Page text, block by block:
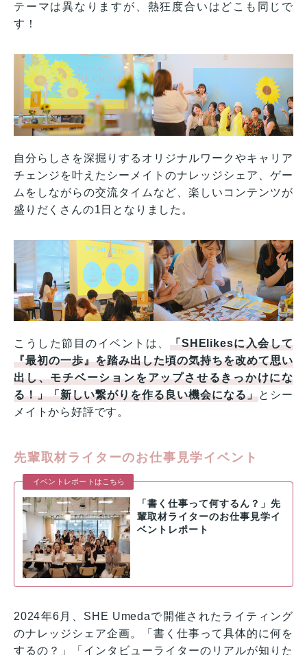
テーマは異なりますが、熱狂度合いはどこも同じで
す！
自分らしさを深掘りするオリジナルワークやキャリア
チェンジを叶えたシーメイトのナレッジシェア、ゲー
ムをしながらの交流タイムなど、楽しいコンテンツが
盛りだくさんの1日となりました。
こうした節目のイベントは、 「SHElikesに入会して
『最初の一歩』を踏み出した頃の気持ちを改めて思い
出し、モチベーションをアップさせるきっかけにな
る！」「新しい繋がりを作る良い機会になる」とシー
メイトから好評です。
先輩取材ライターのお仕事見学イベント
イベントレポートはこちら
「書く仕事って何するん？」先
輩取材ライターのお仕事見学イ
ベントレポート
2024年6月、SHE Umedaで開催されたライティング
のナレッジシェア企画。「書く仕事って具体的に何を
するの？」「インタビューライターのリアルが知りた